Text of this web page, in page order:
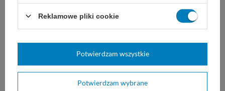
narzędzia kliknij w numer referencyjny [REF
wykonane z wysokiej jakości stali
nierdzewnej.
Reklamowe pliki cookie
Potwierdzam wybrane
Potwierdzam wszystkie